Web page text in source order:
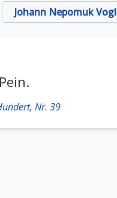
Johann Nepomuk Vogl
Nr. 39